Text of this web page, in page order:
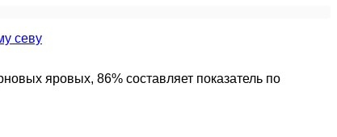
яровых, 86% составляет показатель по